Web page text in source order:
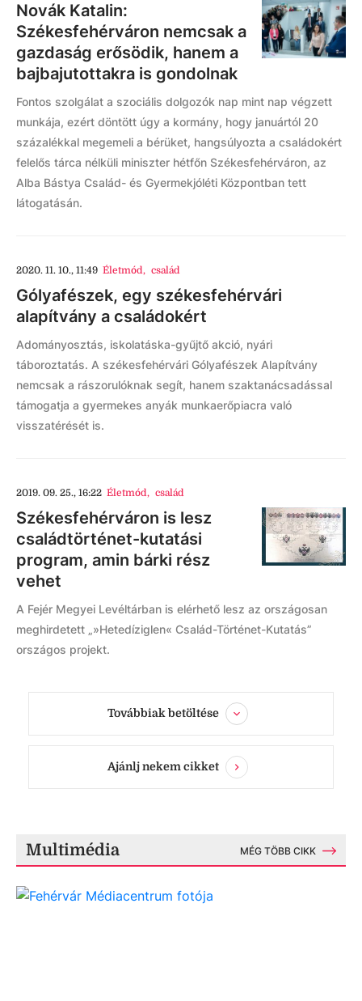
Novák Katalin:
Székesfehérváron nemcsak a
gazdaság erősödik, hanem a
bajbajutottakra is gondolnak
Fontos szolgálat a szociális dolgozók nap mint nap végzett
munkája, ezért döntött úgy a kormány, hogy januártól 20
százalékkal megemeli a bérüket, hangsúlyozta a családokért
felelős tárca nélküli miniszter hétfőn Székesfehérváron, az
Alba Bástya Család- és Gyermekjóléti Központban tett
látogatásán.
2020. 11. 10., 11:49 Életmód, család
Gólyafészek, egy székesfehérvári
alapítvány a családokért
Adományosztás, iskolatáska-gyűjtő akció, nyári
táboroztatás. A székesfehérvári Gólyafészek Alapítvány
nemcsak a rászorulóknak segít, hanem szaktanácsadással
támogatja a gyermekes anyák munkaerőpiacra való
visszatérését is.
2019. 09. 25., 16:22 Életmód, család
Székesfehérváron is lesz
családtörténet-kutatási
program, amin bárki rész
vehet
A Fejér Megyei Levéltárban is elérhető lesz az országosan
meghirdetett „»Hetedíziglen« Család-Történet-Kutatás”
országos projekt.
Továbbiak betöltése
Ajánlj nekem cikket
Multimédia MÉG TÖBB CIKK